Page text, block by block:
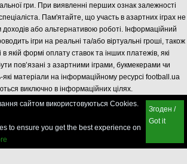
гри. При виявленні перших ознак залежності
Пам'ятайте, що участь в азартних іграх не
або альтернативою роботі. Інформаційний
ігри на реальні та/або віртуальні гроші, також
якій формі оплату ставок та інших платежів, які
пов’язані з азартними іграми, букмекерами чи
матеріали на інформаційному ресурсі football.ua
виключно в інформаційних цілях.
сайтом використовуються Cookies.
to ensure you get the best experience on
Згоден /
Got it